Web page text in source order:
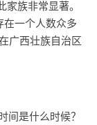
族非常显著。
在一个人数众多
广西壮族自治区
间是什么时候？